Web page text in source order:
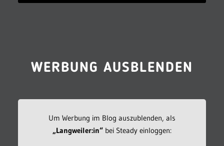
WERBUNG AUSBLENDEN
Um Werbung im Blog auszublenden, als
„Langweiler:in“bei Steady einloggen: